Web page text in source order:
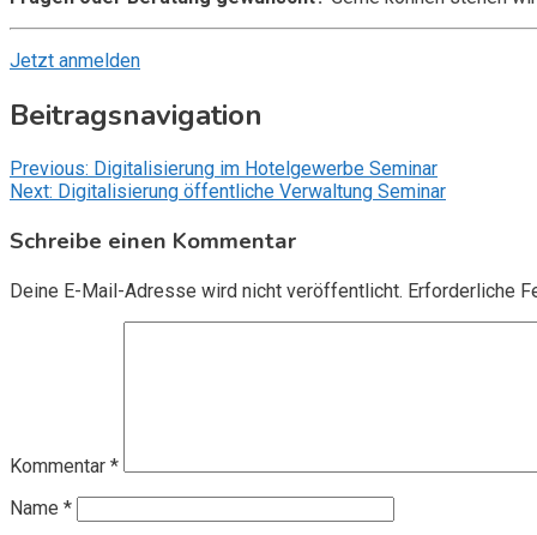
Jetzt anmelden
Beitragsnavigation
Previous: Digitalisierung im Hotelgewerbe Seminar
Next: Digitalisierung öffentliche Verwaltung Seminar
Schreibe einen Kommentar
Deine E-Mail-Adresse wird nicht veröffentlicht. Erforderliche
Kommentar *
Name *